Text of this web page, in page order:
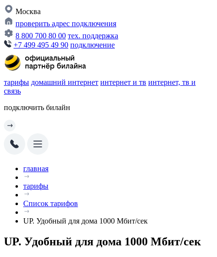
Москва
проверить адрес подключения
8 800 700 80 00 тех. поддержка
+7 499 495 49 90 подключение
тарифы домашний интернет интернет и тв интернет, тв и
связь
подключить билайн
главная
тарифы
Список тарифов
UP. Удобный для дома 1000 Мбит/сек
UP. Удобный для дома 1000 Мбит/сек